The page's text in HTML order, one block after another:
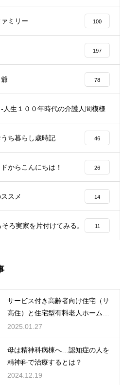
ミリー 100
197
78
人生１００年時代の介護人間模様
ち暮らし歳時記 46
からこんにちは！ 26
スメ 14
ろ実家を片付けてみる。 11
サービス付き高齢者向け住宅（サ
高住）と住宅型有料老人ホーム：
どちらを選ぶ？
2025.01.27
母は精神科病棟へ…認知症の人を
精神科で治療するとは？
2024.12.19